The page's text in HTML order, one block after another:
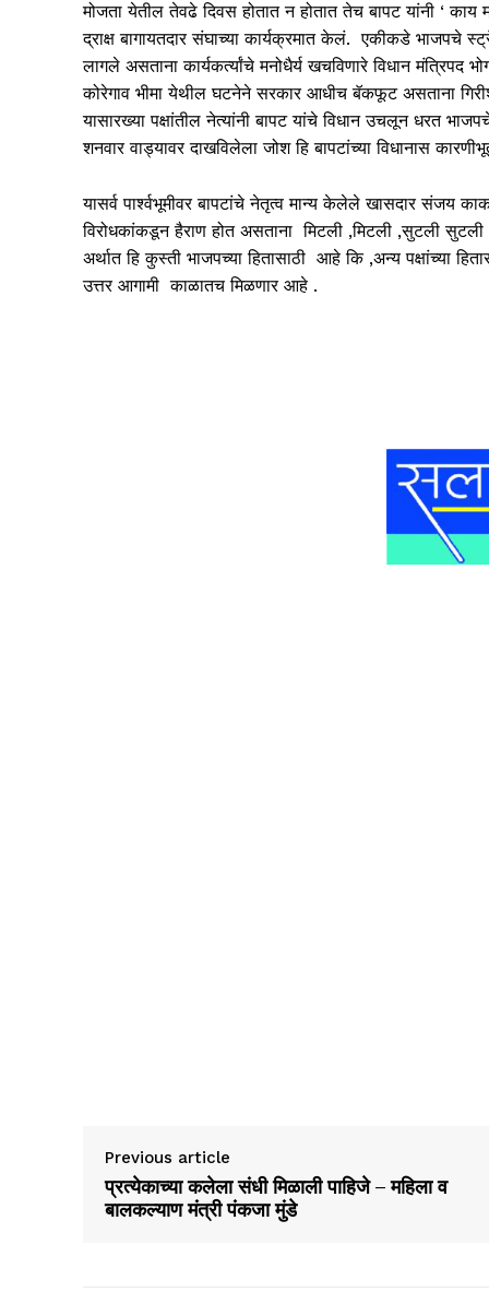
मोजता येतील तेवढे दिवस होतात न होतात तेच बापट यांनी ‘
द्राक्ष बागायतदार संघाच्या कार्यक्रमात केलं. एकीकडे भाजपचे
लागले असताना कार्यकर्त्यांचे मनोधैर्य खचविणारे विधान मंत्रिपद
कोरेगाव भीमा येथील घटनेने सरकार आधीच बॅकफूट असताना
यासारख्या पक्षांतील नेत्यांनी बापट यांचे विधान उचलून धरत
शनवार वाड्यावर दाखविलेला जोश हि बापटांच्या विधानास
यासर्व पार्श्वभूमीवर बापटांचे नेतृत्व मान्य केलेले खासदार संजय
विरोधकांकडून हैराण होत असताना मिटली ,मिटली ,सुटली
अर्थात हि कुस्ती भाजपच्या हितासाठी आहे कि ,अन्य पक्षांच्या
उत्तर आगामी काळातच मिळणार आहे .
Previous article
प्रत्येकाच्या कलेला संधी मिळाली पाहिजे – महिला व
बालकल्याण मंत्री पंकजा मुंडे